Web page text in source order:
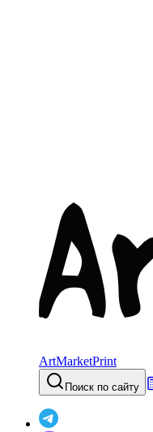
ArtMarketPrint
Поиск по сайту